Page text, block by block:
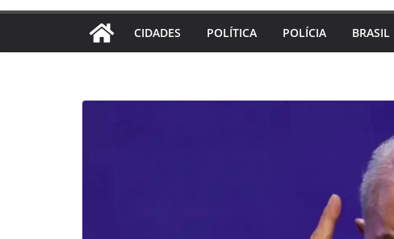
CIDADES POLÍTICA POLÍCIA BRASIL